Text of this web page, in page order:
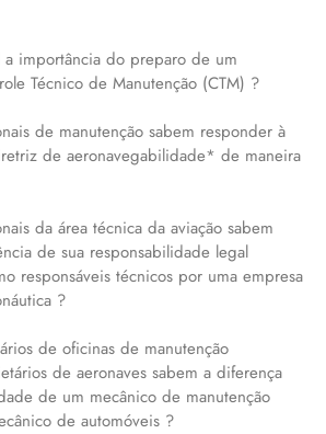
importância do preparo de um
Técnico de Manutenção (CTM) ?
de manutenção sabem responder à
de aeronavegabilidade* de maneira
da área técnica da aviação sabem
de sua responsabilidade legal
responsáveis técnicos por uma empresa
?
de oficinas de manutenção
de aeronaves sabem a diferença
de um mecânico de manutenção
de automóveis ?